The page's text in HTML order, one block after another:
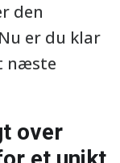
den
er du klar
næste
over